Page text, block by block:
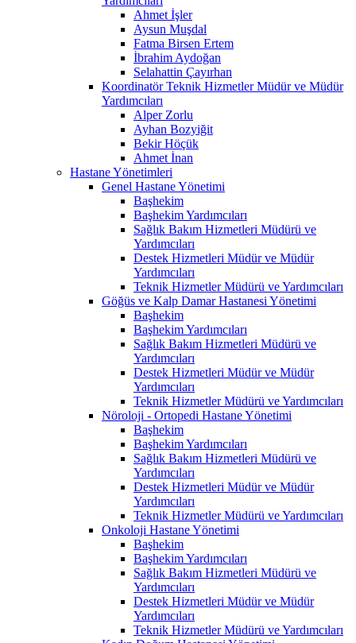
Ahmet İşler
Aysun Muşdal
Fatma Birsen Ertem
İbrahim Aydoğan
Selahattin Çayırhan
Koordinatör Teknik Hizmetler Müdür ve Müdür
Yardımcıları
Alper Zorlu
Ayhan Bozyiğit
Bekir Höçük
Ahmet İnan
Hastane Yönetimleri
Genel Hastane Yönetimi
Başhekim
Başhekim Yardımcıları
Sağlık Bakım Hizmetleri Müdürü ve
Yardımcıları
Destek Hizmetleri Müdür ve Müdür
Yardımcıları
Teknik Hizmetler Müdürü ve Yardımcıları
Göğüs ve Kalp Damar Hastanesi Yönetimi
Başhekim
Başhekim Yardımcıları
Sağlık Bakım Hizmetleri Müdürü ve
Yardımcıları
Destek Hizmetleri Müdür ve Müdür
Yardımcıları
Teknik Hizmetler Müdürü ve Yardımcıları
Nöroloji - Ortopedi Hastane Yönetimi
Başhekim
Başhekim Yardımcıları
Sağlık Bakım Hizmetleri Müdürü ve
Yardımcıları
Destek Hizmetleri Müdür ve Müdür
Yardımcıları
Teknik Hizmetler Müdürü ve Yardımcıları
Onkoloji Hastane Yönetimi
Başhekim
Başhekim Yardımcıları
Sağlık Bakım Hizmetleri Müdürü ve
Yardımcıları
Destek Hizmetleri Müdür ve Müdür
Yardımcıları
Teknik Hizmetler Müdürü ve Yardımcıları